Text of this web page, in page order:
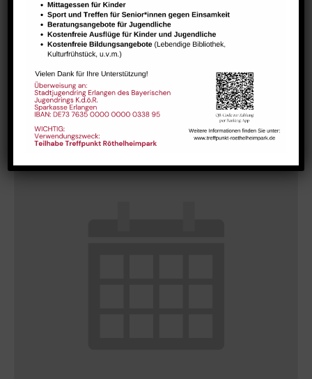
Hausaufgabenbetreuung (nicht während der Ferien)
August 10 @ 13:30